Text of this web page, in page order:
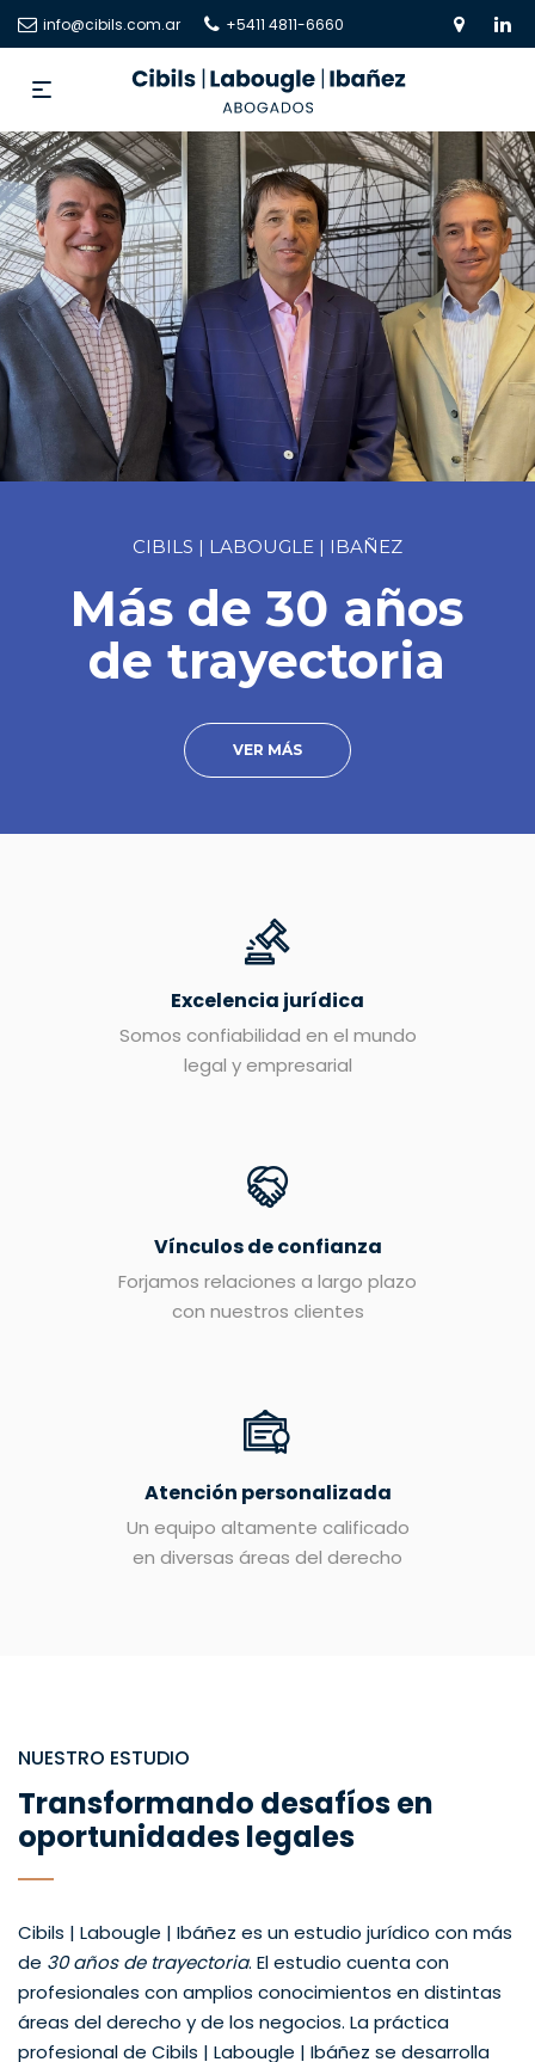
info@cibils.com.ar +5411 4811-6660
VER MÁS
CIBILS | LABOUGLE | IBAÑEZ
Más de 30 años
de trayectoria
Excelencia jurídica
Somos confiabilidad en el mundo
legal y empresarial
Vínculos de confianza
Forjamos relaciones a largo plazo
con nuestros clientes
Atención personalizada
Un equipo altamente calificado
en diversas áreas del derecho
NUESTRO ESTUDIO
Transformando desafíos en
oportunidades legales
Cibils | Labougle | Ibáñez es un estudio jurídico con más
de 30 años de trayectoria. El estudio cuenta con
profesionales con amplios conocimientos en distintas
áreas del derecho y de los negocios. La práctica
profesional de Cibils | Labougle | Ibáñez se desarrolla